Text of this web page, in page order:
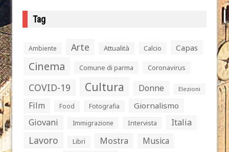
Tag
Ambiente Arte Attualità Calcio Capas
Cinema Comune di parma Coronavirus
COVID-19 Cultura Donne Elezioni
Film Food Fotografia Giornalismo
Giovani Immigrazione Intervista Italia
Lavoro Libri Mostra Musica